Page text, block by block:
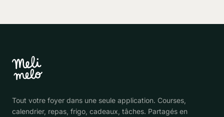
Tout votre foyer dans une seule application. Courses,
calendrier, repas, frigo, cadeaux, tâches. Partagés en